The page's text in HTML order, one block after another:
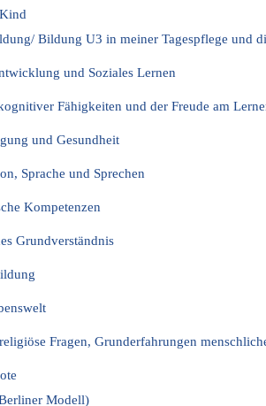
Bildung U3 in meiner Tagespflege und
und Soziales Lernen
Fähigkeiten und der Freude am
und Gesundheit
Sprache und Sprechen
Kompetenzen
Grundverständnis
Fragen, Grunderfahrungen
Modell)